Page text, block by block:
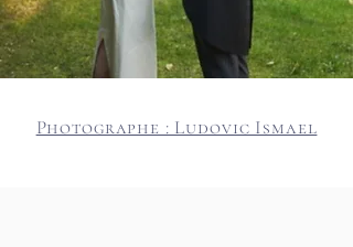
Photographe : Ludovic Ismael